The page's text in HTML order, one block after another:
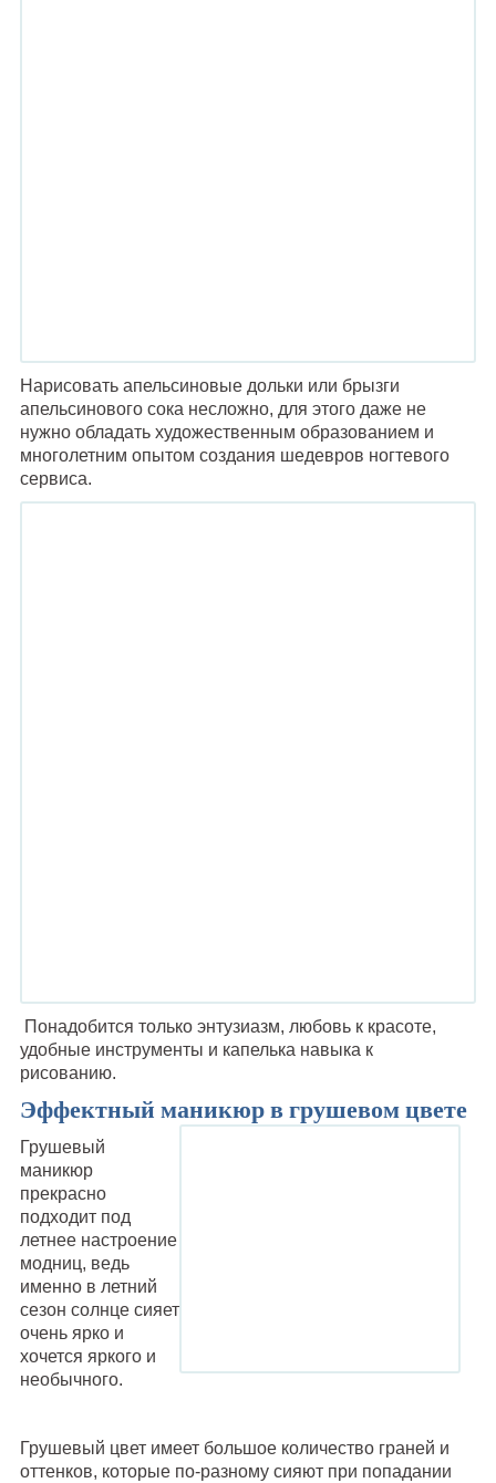
Нарисовать апельсиновые дольки или брызги
апельсинового сока несложно, для этого даже не
нужно обладать художественным образованием и
многолетним опытом создания шедевров ногтевого
сервиса.
Понадобится только энтузиазм, любовь к красоте,
удобные инструменты и капелька навыка к
рисованию.
Эффектный маникюр в грушевом цвете
Грушевый
маникюр
прекрасно
подходит под
летнее настроение
модниц, ведь
именно в летний
сезон солнце сияет
очень ярко и
хочется яркого и
необычного.
Грушевый цвет имеет большое количество граней и
оттенков, которые по-разному сияют при попадании